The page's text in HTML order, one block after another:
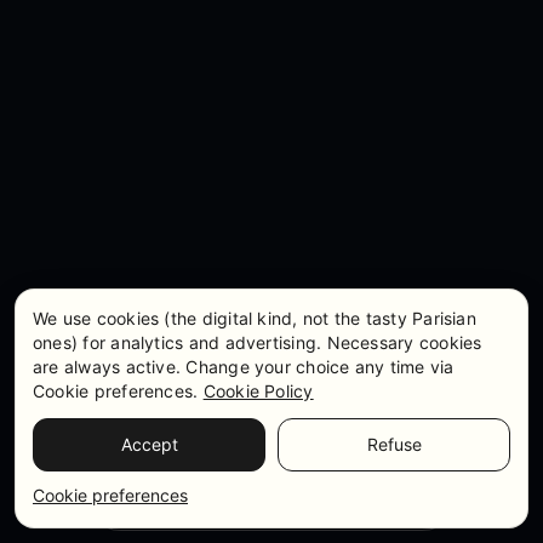
Tarifs et disponibilités
Contactez-nous sur whatsapp
We use cookies (the digital kind, not the tasty Parisian
ones) for analytics and advertising. Necessary cookies
are always active. Change your choice any time via
Cookie preferences. Cookie Policy
Accept Refuse
Cookie preferences